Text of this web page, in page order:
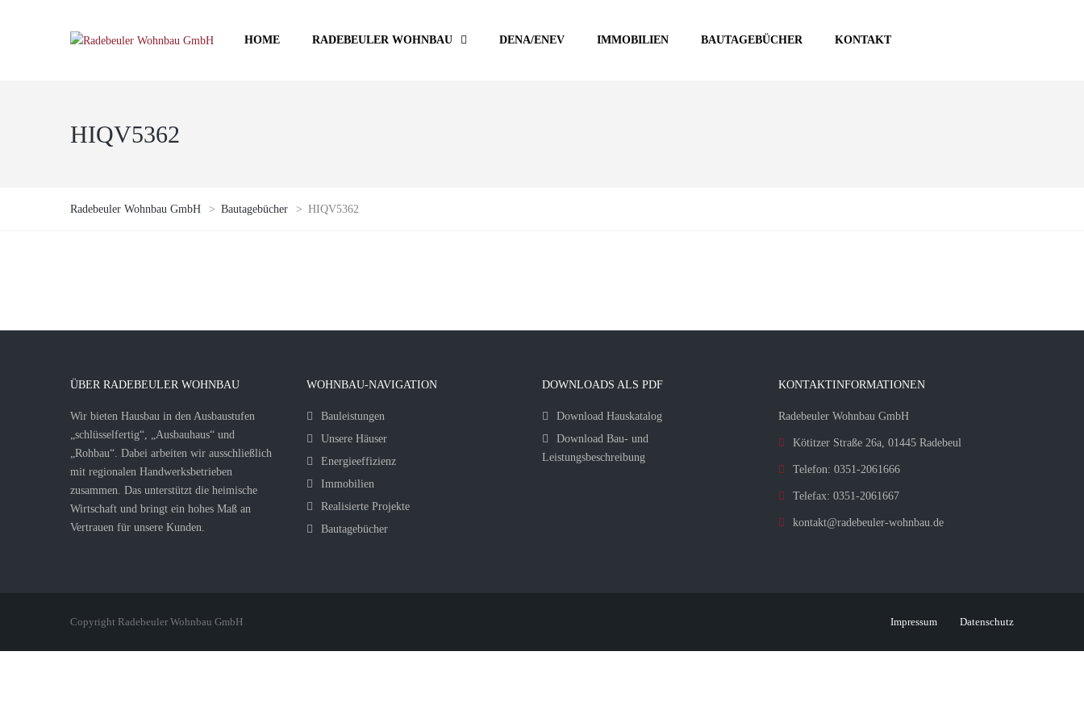
HOME RADEBEULER WOHNBAU DENA/ENEV IMMOBILIEN BAUTAGEBÜCHER KONTAKT
HIQV5362
Radebeuler Wohnbau GmbH > Bautagebücher > HIQV5362
ÜBER RADEBEULER WOHNBAU
Wir bieten Hausbau in den Ausbaustufen
„schlüsselfertig“, „Ausbauhaus“ und
„Rohbau“. Dabei arbeiten wir ausschließlich
mit regionalen Handwerksbetrieben
zusammen. Das unterstützt die heimische
Wirtschaft und bringt ein hohes Maß an
Vertrauen für unsere Kunden.
WOHNBAU-NAVIGATION
Bauleistungen
Unsere Häuser
Energieeffizienz
Immobilien
Realisierte Projekte
Bautagebücher
DOWNLOADS ALS PDF
Download Hauskatalog
Download Bau- und
Leistungsbeschreibung
KONTAKTINFORMATIONEN
Radebeuler Wohnbau GmbH
Kötitzer Straße 26a, 01445 Radebeul
Telefon: 0351-2061666
Telefax: 0351-2061667
kontakt@radebeuler-wohnbau.de
Copyright Radebeuler Wohnbau GmbH Impressum Datenschutz